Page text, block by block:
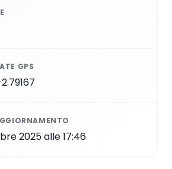
GPS
2025 alle 17:46